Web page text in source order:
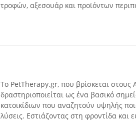
τροφών, αξεσουάρ και προϊόντων
Το PetTherapy.gr, που βρίσκεται στους
δραστηριοποιείται ως ένα βασικό
κατοικίδιων που αναζητούν υψηλής
λύσεις. Εστιάζοντας στη φροντίδα και